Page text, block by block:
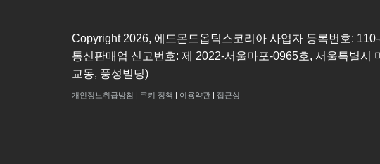
Copyright 2026, 에드몬드옵틱스코리아 사업자 등록번호:
통신판매업 신고번호: 제 2022-서울마포-0965호, 서울특별시
교동, 풍성빌딩)
개인정보취급방침 | 쿠키 정책 | 이용약관 | 접근성